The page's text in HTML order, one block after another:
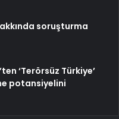
soruşturma
‘Terörsüz Türkiye’
potansiyelini